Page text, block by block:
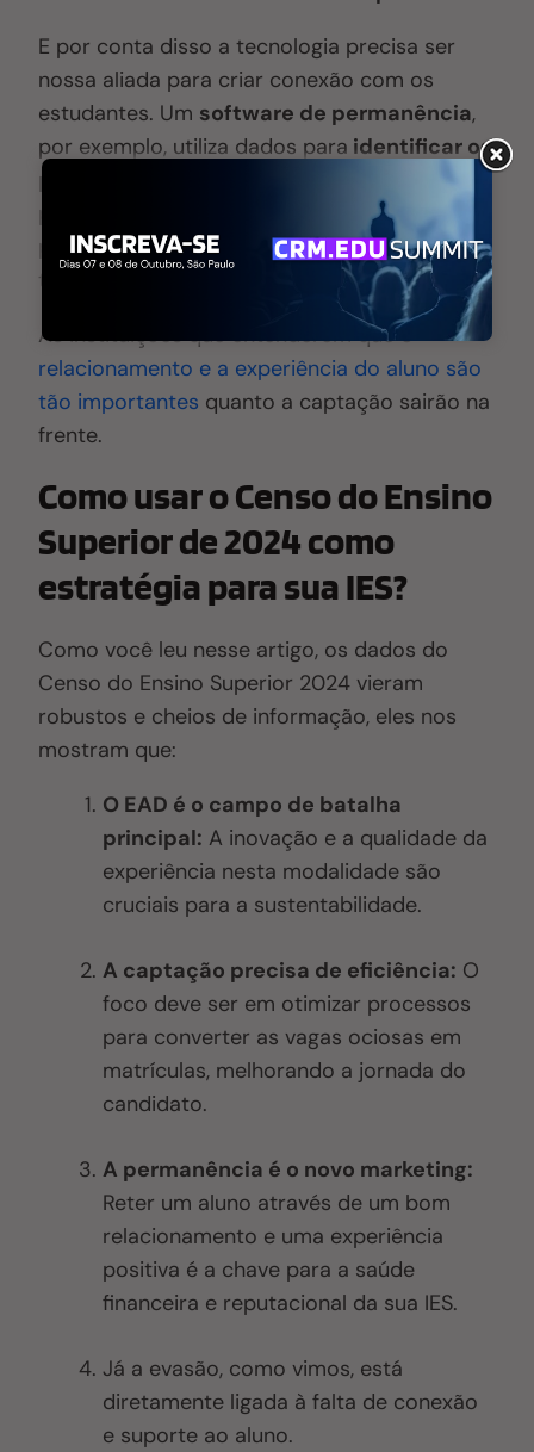
E por conta disso a tecnologia precisa ser
nossa aliada para criar conexão com os
estudantes. Um software de permanência,
por exemplo, utiliza dados para identificar os
permitindo que a instituição atue de forma
preventiva antes que o pedido de
trancamento chegue.
As instituições que entenderem que o
relacionamento e a experiência do aluno são
tão importantes quanto a captação sairão na
frente.
Como usar o Censo do Ensino
Superior de 2024 como
estratégia para sua IES?
Como você leu nesse artigo, os dados do
Censo do Ensino Superior 2024 vieram
robustos e cheios de informação, eles nos
mostram que:
O EAD é o campo de batalha
principal: A inovação e a qualidade da
experiência nesta modalidade são
cruciais para a sustentabilidade.
A captação precisa de eficiência: O
foco deve ser em otimizar processos
para converter as vagas ociosas em
matrículas, melhorando a jornada do
candidato.
A permanência é o novo marketing:
Reter um aluno através de um bom
relacionamento e uma experiência
positiva é a chave para a saúde
financeira e reputacional da sua IES.
Já a evasão, como vimos, está
diretamente ligada à falta de conexão
e suporte ao aluno.